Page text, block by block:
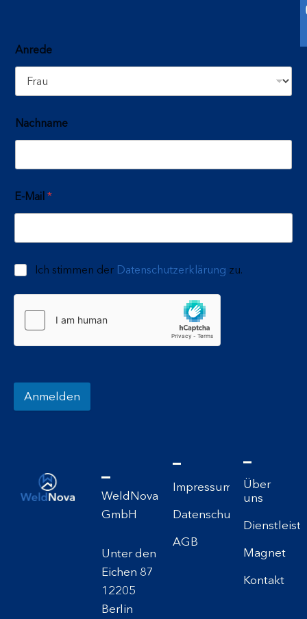
Anrede
Nachname
E-Mail *
Ich stimmen der Datenschutzerklärung zu.
Anmelden
WeldNova
GmbH
Unter den
Eichen 87
12205
Berlin
Impressum
Datenschutzerklärung
AGB
Über
uns
Magnet
Kontakt